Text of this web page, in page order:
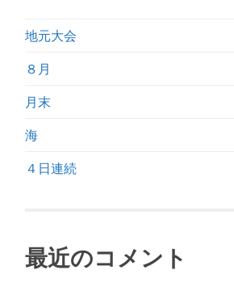
地元大会
８月
月末
海
４日連続
最近のコメント